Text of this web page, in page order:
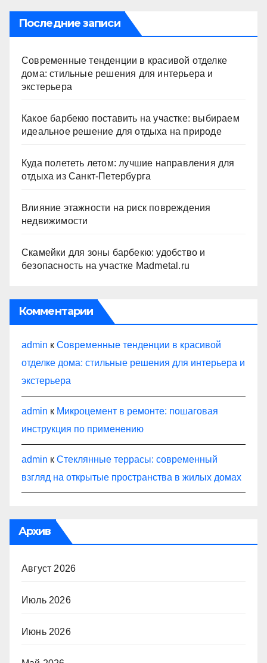
Последние записи
Современные тенденции в красивой отделке
дома: стильные решения для интерьера и
экстерьера
Какое барбекю поставить на участке: выбираем
идеальное решение для отдыха на природе
Куда полететь летом: лучшие направления для
отдыха из Санкт-Петербурга
Влияние этажности на риск повреждения
недвижимости
Скамейки для зоны барбекю: удобство и
безопасность на участке Madmetal.ru
Комментарии
admin к Современные тенденции в красивой
отделке дома: стильные решения для интерьера и
экстерьера
admin к Микроцемент в ремонте: пошаговая
инструкция по применению
admin к Стеклянные террасы: современный
взгляд на открытые пространства в жилых домах
Архив
Август 2026
Июль 2026
Июнь 2026